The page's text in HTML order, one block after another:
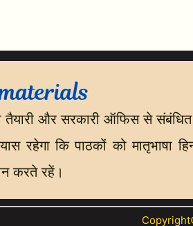
तैयारी और सरकारी ऑफिस से
रहेगा कि पाठकों को मातृभाषा
करते रहें।